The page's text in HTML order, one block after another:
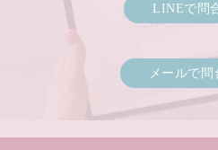
LINEで問
メールで問